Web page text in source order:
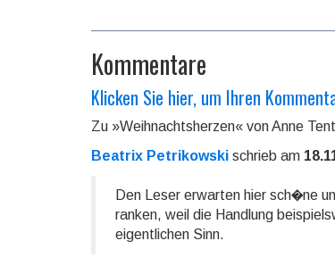
Kommentare
Klicken Sie hier, um Ihren
Zu »Weihnachtsherzen« von Anne
Beatrix Petrikowski schrieb am
Den Leser erwarten hier sch�ne
ranken, weil die Handlung
eigentlichen Sinn.